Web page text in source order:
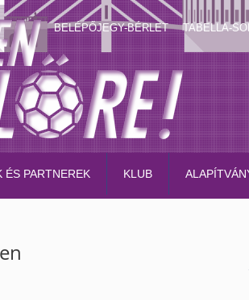
BELÉPŐJEGY-BÉRLET TABELLA-
ÉS PARTNEREK KLUB